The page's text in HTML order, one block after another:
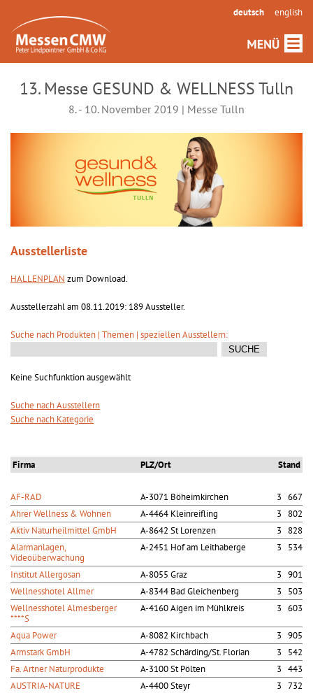
deutsch english
13. Messe GESUND & WELLNESS Tulln
8. - 10. November 2019 | Messe Tulln
Ausstellerliste
HALLENPLAN zum Download.
Ausstellerzahl am 08.11.2019: 189 Aussteller.
Suche nach Produkten | Themen | speziellen Ausstellern:
Keine Suchfunktion ausgewählt
Suche nach Ausstellern
Suche nach Kategorie
Firma PLZ/Ort Stand
AF-RAD A-3071 Böheimkirchen
3 667
Ahrer Wellness & Wohnen
A-4464 Kleinreifling
3 802
Aktiv Naturheilmittel GmbH
A-8642 St Lorenzen
3 828
Alarmanlagen,
Videoüberwachung
A-2451 Hof am Leithaberge 3 534
Institut Allergosan A-8055 Graz
3 901
Wellnesshotel Allmer
A-8344 Bad Gleichenberg
3 503
Wellnesshotel Almesberger
****S
A-4160 Aigen im Mühlkreis 3 603
Aqua Power A-8082 Kirchbach
3 905
Armstark GmbH
A-4782 Schärding/St. Florian
3 542
Fa. Artner Naturprodukte
A-3100 St Pölten
3 443
AUSTRIA-NATURE
A-4400 Steyr
3 732